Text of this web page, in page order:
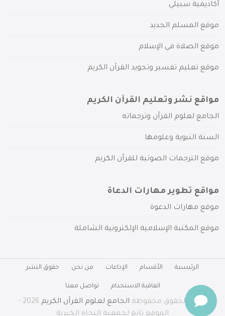
أكاديمية سبيلي
موقع المسلم الجديد
موقع الصلاة في الإسلام
موقع تعليم تفسير وتجويد القرآن الكريم
مواقع نشر وتعليم القرآن الكريم
الجامع لعلوم القرآن وترجماته
السنة النبوية وعلومها
موقع الترجمات الصوتية للقرآن الكريم
مواقع تطوير مهارات الدعاة
موقع مهارات الدعوة
موقع المكتبة الإسلامية الإلكترونية الشاملة
الرئيسية الأقسام الإذاعات من نحن حقوق النشر
اتفاقية الاستخدام تواصل معنا
جميع الحقوق محفوظة الجامع لعلوم القرآن الكريم
2026 -
الموقع تابع لجمعية النجاة الخيرية